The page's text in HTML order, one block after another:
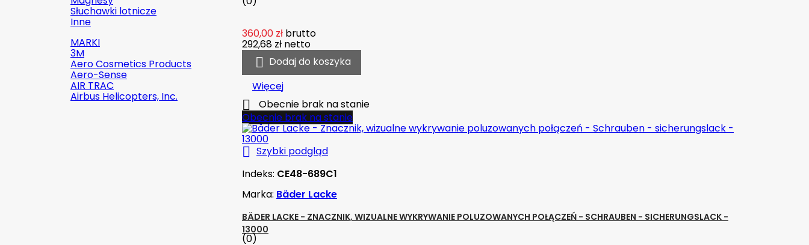
Słuchawki lotnicze
Inne
MARKI
3M
Aero Cosmetics Products
Aero-Sense
AIR TRAC
Airbus Helicopters, Inc.
360,00 zł brutto
292,68 zł netto
 Dodaj do koszyka
Więcej

Obecnie brak na stanie
Obecnie brak na stanie
 Szybki podgląd
Indeks: CE48-689C1
Marka: Bäder Lacke
BÄDER LACKE - ZNACZNIK, WIZUALNE WYKRYWANIE POLUZOWANYCH POŁĄCZEŃ - SCHRAUBEN - SICHERUNGSLACK -
13000
(0)